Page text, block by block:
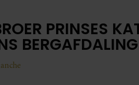
PRINSES
BERGAFDALING